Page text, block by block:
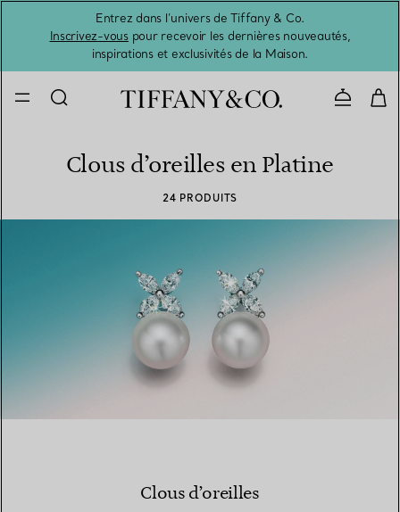
Entrez dans l’univers de Tiffany & Co.
Inscrivez-vouspour recevoir les dernières nouveautés,
inspirations et exclusivités de la Maison.
Clous d’oreilles en Platine
24 PRODUITS
Clous d’oreilles